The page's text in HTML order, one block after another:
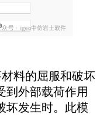
料的屈服和破坏
到外部载荷作用
坏发生时。此模